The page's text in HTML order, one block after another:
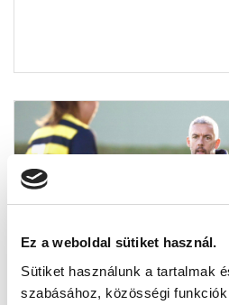
Ez a weboldal sütiket használ.
Sütiket használunk a tartalmak
szabásához, közösségi